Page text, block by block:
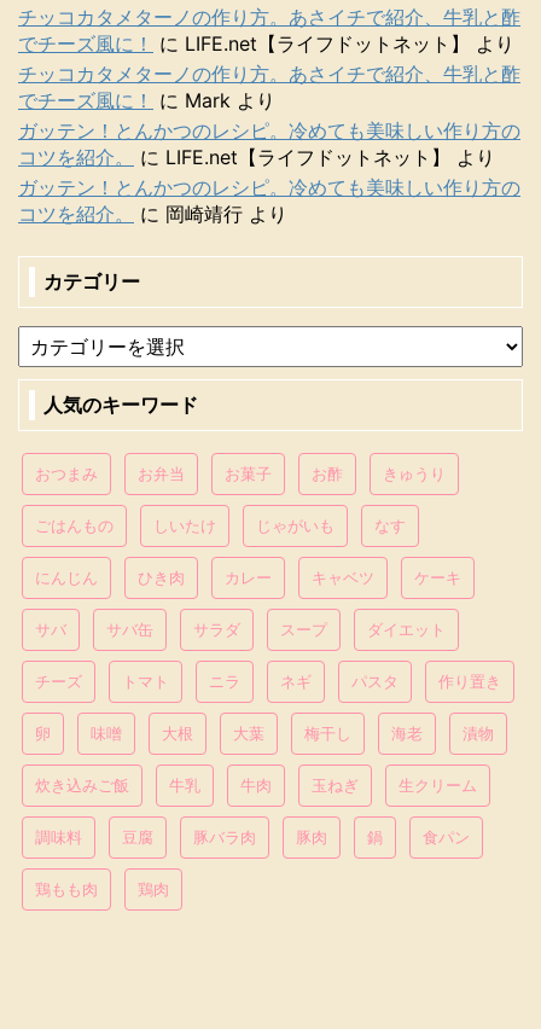
チッコカタメターノの作り方。あさイチで紹介、牛乳と酢
でチーズ風に！
に LIFE.net【ライフドットネット】
より
チッコカタメターノの作り方。あさイチで紹介、牛乳と酢
でチーズ風に！
に Mark より
ガッテン！とんかつのレシピ。冷めても美味しい作り方の
コツを紹介。
に LIFE.net【ライフドットネット】
より
ガッテン！とんかつのレシピ。冷めても美味しい作り方の
コツを紹介。
に 岡崎靖行 より
カテゴリー
人気のキーワード
おつまみ お弁当 お菓子 お酢 きゅうり
ごはんもの しいたけ じゃがいも なす
にんじん ひき肉 カレー キャベツ ケーキ
サバ サバ缶 サラダ スープ ダイエット
チーズ トマト ニラ ネギ パスタ 作り置き
卵 味噌 大根 大葉 梅干し 海老 漬物
炊き込みご飯 牛乳 牛肉 玉ねぎ 生クリーム
調味料 豆腐 豚バラ肉 豚肉 鍋 食パン
鶏もも肉 鶏肉